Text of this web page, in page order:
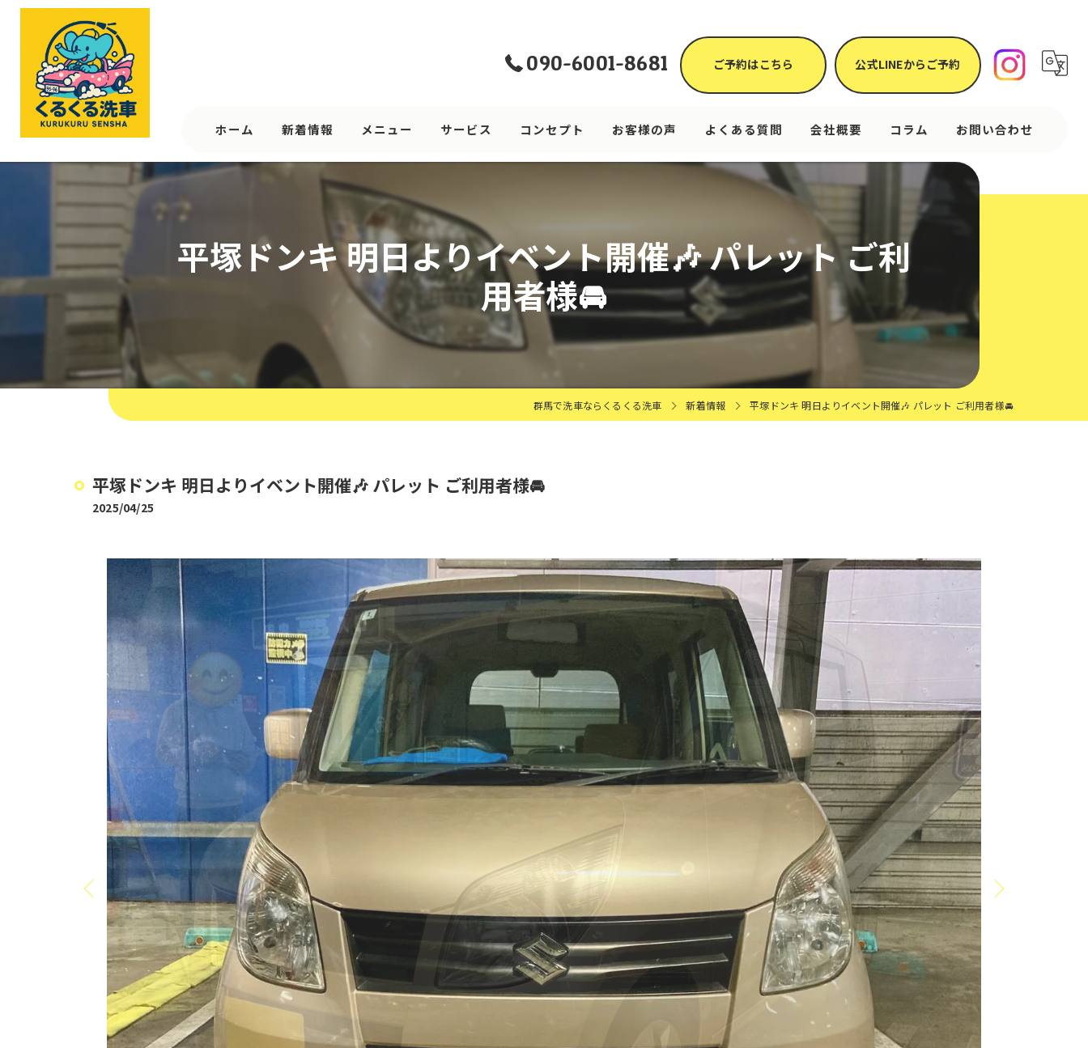
090-6001-8681 ご予約はこちら 公式LINEからご予約
ホーム 新着情報 メニュー サービス コンセプト お客様の声 よくある質問 会社概要 コラム お問い合わせ
平塚ドンキ 明日よりイベント開催🎶 パレット ご利
用者様🚘
群馬で洗車ならくるくる洗車 新着情報 平塚ドンキ 明日よりイベント開催🎶 パレット ご利用者様🚘
平塚ドンキ 明日よりイベント開催🎶 パレット ご利用者様🚘
2025/04/25